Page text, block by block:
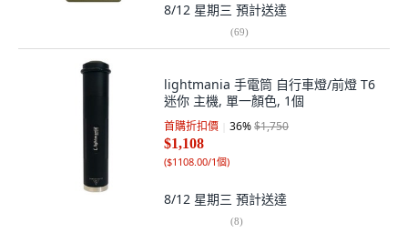
8/12 星期三 預計送達
(69)
lightmania 手電筒 自行車燈/前燈 T6
迷你 主機, 單一顏色, 1個
首購折扣價 36%$1,750
$1,108
($1108.00/1個)
8/12 星期三 預計送達
(8)